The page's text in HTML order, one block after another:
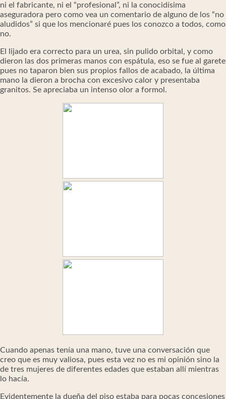
ni el fabricante, ni el “profesional”, ni la conocidísima
aseguradora pero como vea un comentario de alguno de los “no
aludidos” si que los mencionaré pues los conozco a todos, como
no.
El lijado era correcto para un urea, sin pulido orbital, y como
dieron las dos primeras manos con espátula, eso se fue al garete
pues no taparon bien sus propios fallos de acabado, la última
mano la dieron a brocha con excesivo calor y presentaba
granitos. Se apreciaba un intenso olor a formol.
Cuando apenas tenía una mano, tuve una conversación que
creo que es muy valiosa, pues esta vez no es mi opinión sino la
de tres mujeres de diferentes edades que estaban allí mientras
lo hacía.
Evidentemente la dueña del piso estaba para pocas concesiones